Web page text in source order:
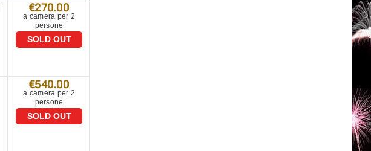
€270.00
a camera per 2
persone
SOLD OUT
€540.00
a camera per 2
persone
SOLD OUT